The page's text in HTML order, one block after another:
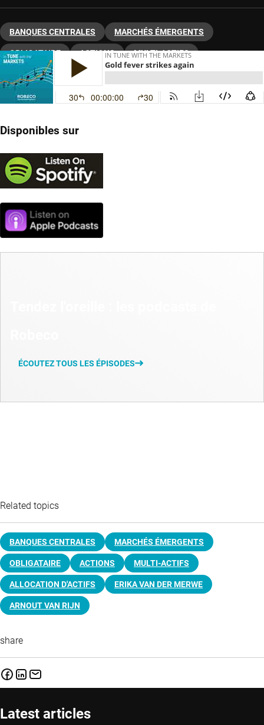
BANQUES CENTRALES MARCHÉS ÉMERGENTS
OBLIGATAIRE ACTIONS MULTI-ACTIFS
ALLOCATION D'ACTIFS
Disponibles sur
ÉCOUTEZ TOUS LES ÉPISODES
Related topics
BANQUES CENTRALES MARCHÉS ÉMERGENTS
OBLIGATAIRE ACTIONS MULTI-ACTIFS
ALLOCATION D'ACTIFS ERIKA VAN DER MERWE
ARNOUT VAN RIJN
share
Latest articles